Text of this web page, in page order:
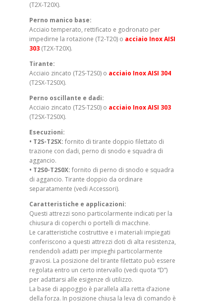
(T2X-T20X).
Perno manico base:
Acciaio temperato, rettificato e godronato per
impedirne la rotazione (T2-T20) o acciaio Inox AISI
303 (T2X-T20X).
Tirante:
Acciaio zincato (T2S-T2S0) o acciaio Inox AISI 304
(T2SX-T2S0X).
Perno oscillante e dadi:
Acciaio zincato (T2S-T2S0) o acciaio Inox AISI 303
(T2SX-T2S0X).
Esecuzioni:
• T2S-T2SX: fornito di tirante doppio filettato di
trazione con dadi, perno di snodo e squadra di
aggancio.
• T2S0-T2S0X: fornito di perno di snodo e squadra
di aggancio. Tirante doppio da ordinare
separatamente (vedi Accessori).
Caratteristiche e applicazioni:
Questi attrezzi sono particolarmente indicati per la
chiusura di coperchi o portelli di macchine.
Le caratteristiche costruttive e i materiali impiegati
conferiscono a questi attrezzi doti di alta resistenza,
rendendoli adatti per impieghi particolarmente
gravosi. La posizione del tirante filettato può essere
regolata entro un certo intervallo (vedi quota “D”)
per adattarsi alle esigenze di utilizzo.
La base di appoggio è parallela alla retta d’azione
della forza. In posizione chiusa la leva di comando è